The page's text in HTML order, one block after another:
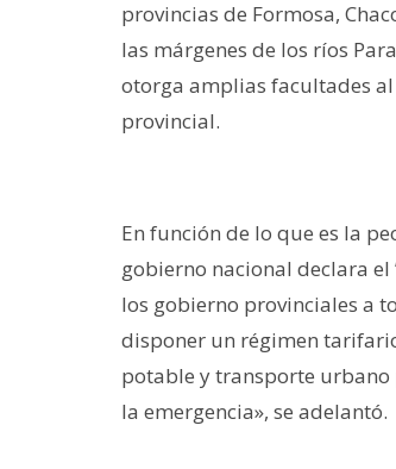
provincias de Formosa,
las márgenes de los ríos
otorga amplias facultades al
provincial.
En función de lo que es la
gobierno nacional declara el
los gobierno provinciales a
disponer un régimen
potable y transporte urbano
la emergencia», se adelantó.